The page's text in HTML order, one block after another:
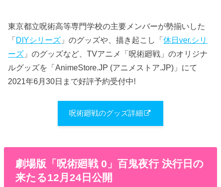
東京都立呪術高等専門学校の主要メンバーが勢揃いした
「DIYシリーズ 」のグッズや、描き起こし「休日ver.シリ
ーズ 」のグッズなど、TVアニメ「呪術廻戦」のオリジナ
ルグッズを「AnimeStore.JP (アニメストア.JP)」にて
2021年6月30日まで好評予約受付中!
呪術廻戦のグッズ詳細
劇場版「呪術廻戦 0」百鬼夜行 決行日の
来たる12月24日公開